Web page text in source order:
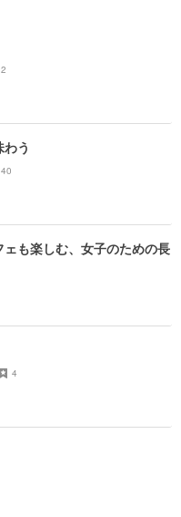
2
う
40
も楽しむ、女子のための長
4